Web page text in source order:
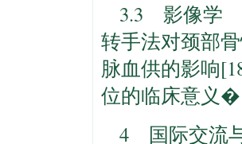
3.3 影像学
转手法对颈部
脉血供的影响
位的临床意义
4 国际交流